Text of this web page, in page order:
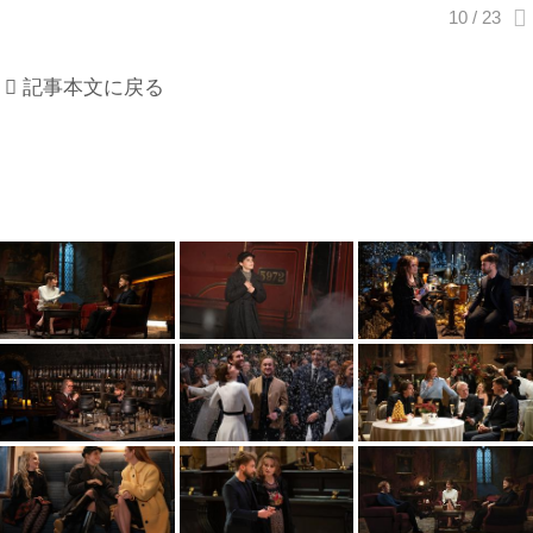
記事本文に戻る